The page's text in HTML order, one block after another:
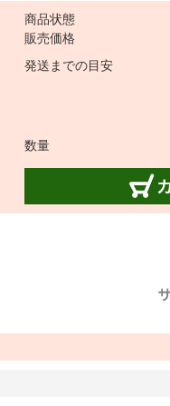
商品状態
販売価格
発送までの目安
数量